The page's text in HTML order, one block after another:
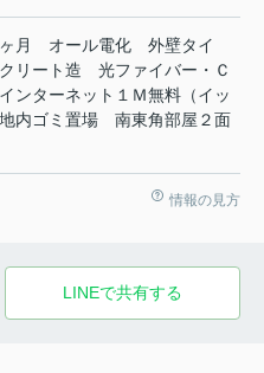
ヶ月 オール電化 外壁タイ
リート造 光ファイバー・Ｃ
ンターネット１Ｍ無料（イッ
内ゴミ置場 南東角部屋２面
情報の見方
LINEで共有する